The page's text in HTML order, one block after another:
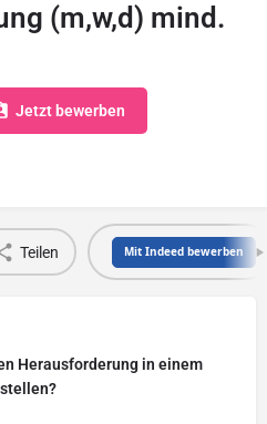
(m,w,d) mind.
Jetzt bewerben
Teilen Mit Indeed bewerben
Herausforderung in einem